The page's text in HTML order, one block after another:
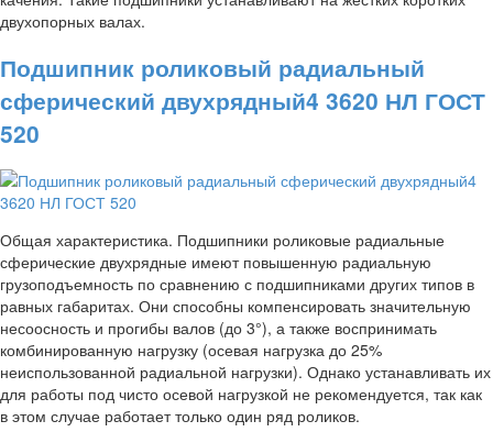
двухопорных валах.
Подшипник роликовый радиальный
сферический двухрядный4 3620 НЛ ГОСТ
520
Общая характеристика. Подшипники роликовые радиальные
сферические двухрядные имеют повышенную радиальную
грузоподъемность по сравнению с подшипниками других типов в
равных габаритах. Они способны компенсировать значительную
несоосность и прогибы валов (до 3°), а также воспринимать
комбинированную нагрузку (осевая нагрузка до 25%
неиспользованной радиальной нагрузки). Однако устанавливать их
для работы под чисто осевой нагрузкой не рекомендуется, так как
в этом случае работает только один ряд роликов.